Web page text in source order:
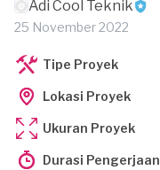
Adi Cool Teknik
25 November 2022
Tipe Proyek
Lokasi Proyek
Ukuran Proyek
Durasi Pengerjaan